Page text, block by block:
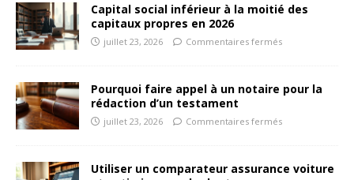
Capital social inférieur à la moitié des
capitaux propres en 2026
juillet 23, 2026 Commentaires fermés
Pourquoi faire appel à un notaire pour la
rédaction d’un testament
juillet 23, 2026 Commentaires fermés
Utiliser un comparateur assurance voiture